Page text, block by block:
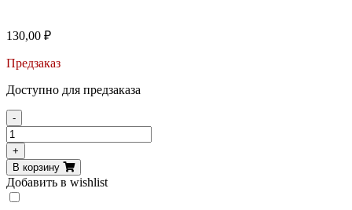
130,00 ₽
Предзаказ
Доступно для предзаказа
-
Количество
товара
Maxler
L-
Carnitine
1
+
В корзину
Добавить в wishlist